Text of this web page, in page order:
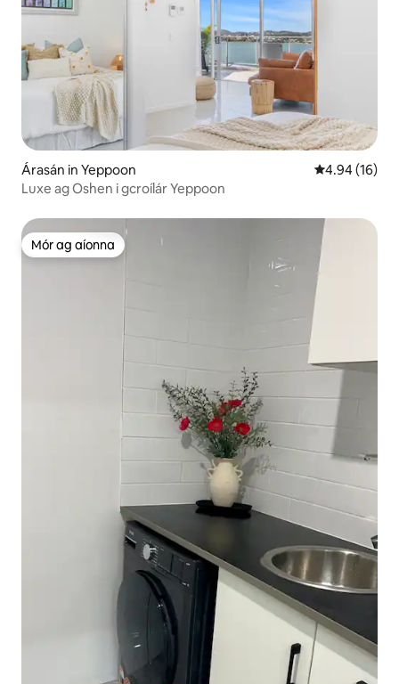
Árasán in Yeppoon Meánrátáil
4.94 (16)
Luxe ag Oshen i gcroílár Yeppoon
Mór ag aíonna
Mór ag aíonna